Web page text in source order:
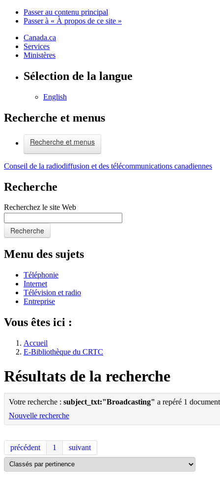
Passer au contenu principal
Passer à « À propos de ce site »
Canada.ca
Services
Ministères
Sélection de la langue
English
Recherche et menus
Recherche et menus
Conseil de la radiodiffusion et des télécommunications canadiennes
Recherche
Recherchez le site Web
Recherche
Menu des sujets
Téléphonie
Internet
Télévision et radio
Entreprise
Vous êtes ici :
Accueil
E-Bibliothèque du CRTC
Résultats de la recherche
Votre recherche : subject_txt:"Broadcasting" a repéré 1
Nouvelle recherche
précédent 1 suivant